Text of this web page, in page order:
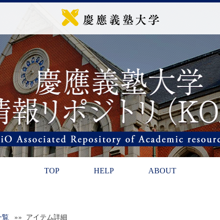
TOP HELP ABOUT
覧 »» アイテム詳細